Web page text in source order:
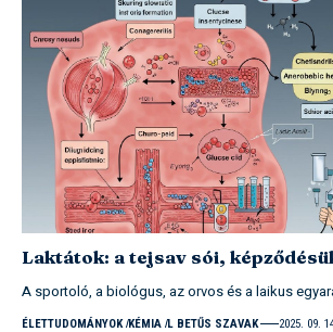
Laktátok: a tejsav sói,
A sportoló, a biológus, az orvos és a laikus
ÉLETTUDOMÁNYOK KÉMIA L BETŰS SZAVAK 2025. 09.